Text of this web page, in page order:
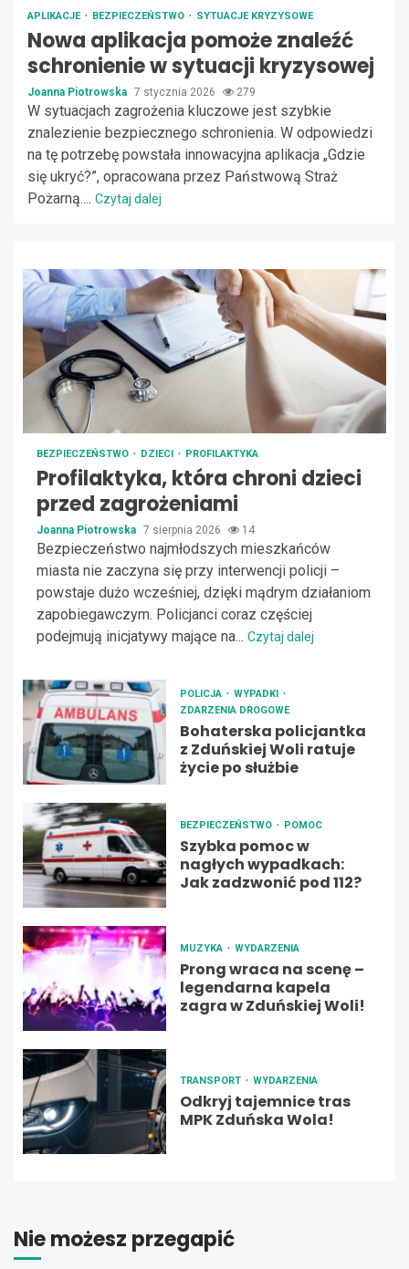
APLIKACJE BEZPIECZEŃSTWO SYTUACJE KRYZYSOWE
Nowa aplikacja pomoże znaleźć
schronienie w sytuacji kryzysowej
Joanna Piotrowska 7 stycznia 2026 279
W sytuacjach zagrożenia kluczowe jest szybkie
znalezienie bezpiecznego schronienia. W odpowiedzi
na tę potrzebę powstała innowacyjna aplikacja „Gdzie
się ukryć?”, opracowana przez Państwową Straż
Pożarną.... Czytaj dalej
BEZPIECZEŃSTWO DZIECI PROFILAKTYKA
Profilaktyka, która chroni dzieci
przed zagrożeniami
Joanna Piotrowska 7 sierpnia 2026 14
Bezpieczeństwo najmłodszych mieszkańców
miasta nie zaczyna się przy interwencji policji –
powstaje dużo wcześniej, dzięki mądrym działaniom
zapobiegawczym. Policjanci coraz częściej
podejmują inicjatywy mające na... Czytaj dalej
POLICJA
WYPADKI
ZDARZENIA DROGOWE
Bohaterska policjantka
z Zduńskiej Woli ratuje
życie po służbie
BEZPIECZEŃSTWO POMOC
Szybka pomoc w
nagłych wypadkach:
Jak zadzwonić pod 112?
MUZYKA WYDARZENIA
Prong wraca na scenę –
legendarna kapela
zagra w Zduńskiej Woli!
TRANSPORT WYDARZENIA
Odkryj tajemnice tras
MPK Zduńska Wola!
Nie możesz przegapić